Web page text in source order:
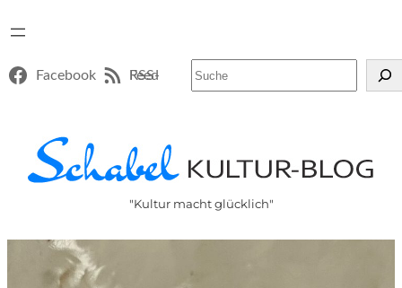
Facebook RSS-Feed
"Kultur macht glücklich"